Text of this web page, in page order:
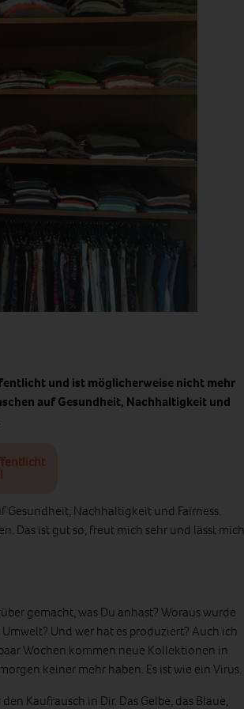
und ist möglicherweise nicht mehr
auf Gesundheit, Nachhaltigkeit und
Gesundheit, Nachhaltigkeit und Fairness.
Das ist gut so, freut mich sehr und lässt mich
gemacht, was Du anhast? Woraus wurde
Und wer hat es produziert? Auch ich
Wochen kommen neue Kollektionen in
keiner mehr haben. Es ist wie ein Virus.
Kaufrausch in Dir. Das Gelbe, das Blaue,